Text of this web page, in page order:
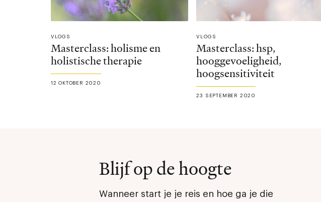
VLOGS
Masterclass: holisme en
holistische therapie
12 OKTOBER 2020
VLOGS
Masterclass: hsp,
hooggevoeligheid,
hoogsensitiviteit
23 SEPTEMBER 2020
Blijf op de hoogte
Wanneer start je je reis en hoe ga je die